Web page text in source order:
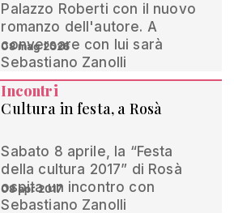
Palazzo Roberti con il nuovo
romanzo dell'autore. A
conversare con lui sarà
Sebastiano Zanolli
08 mag 2026
Incontri
Cultura in festa, a Rosà
Sabato 8 aprile, la “Festa
della cultura 2017” di Rosà
ospita un incontro con
Sebastiano Zanolli
08 apr 2017